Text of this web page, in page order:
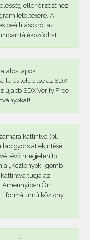
ellenőrzéséhez
letöltésére. A
beállításokról az
tájékozódhat.
lapok
le és telepítse az SDX
újabb SDX Verify Free
kattintva (pl.
lap gyors áttekintését
tévő megjelenítő
a „Közlönyök” gomb
tudja az
Amennyiben Ön
formátumú közlöny